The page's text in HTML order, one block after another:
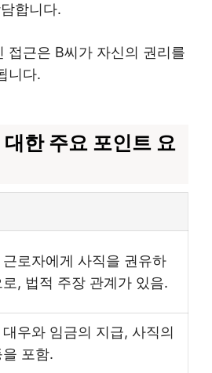
합니다.
접근은 B씨가 자신의 권리를
니다.
한 주요 포인트 요
근로자에게 사직을 권유하
, 법적 주장 관계가 있음.
우와 임금의 지급, 사직의
포함.